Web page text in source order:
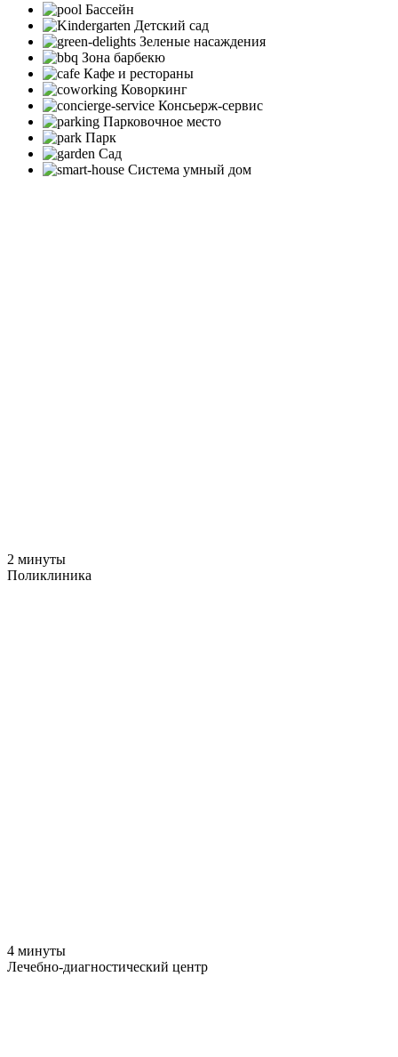
Бассейн
Детский сад
Зеленые насаждения
Зона барбекю
Кафе и рестораны
Коворкинг
Консьерж-сервис
Парковочное место
Парк
Сад
Система умный дом
2 минуты
Поликлиника
4 минуты
Лечебно-диагностический центр